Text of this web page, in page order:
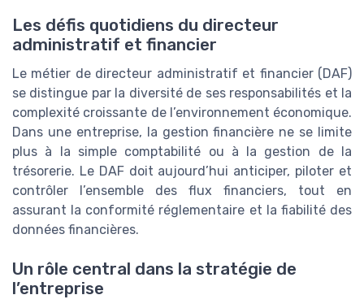
Les défis quotidiens du directeur
administratif et financier
Le métier de directeur administratif et financier (DAF)
se distingue par la diversité de ses responsabilités et la
complexité croissante de l’environnement économique.
Dans une entreprise, la gestion financière ne se limite
plus à la simple comptabilité ou à la gestion de la
trésorerie. Le DAF doit aujourd’hui anticiper, piloter et
contrôler l’ensemble des flux financiers, tout en
assurant la conformité réglementaire et la fiabilité des
données financières.
Un rôle central dans la stratégie de
l’entreprise